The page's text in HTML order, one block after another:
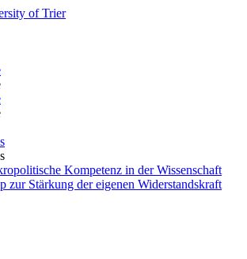
Kompetenz in der Wissenschaft
zur Stärkung der eigenen Widerstandskraft